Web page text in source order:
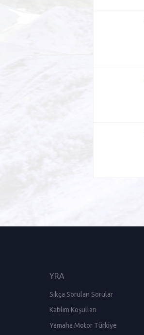
YRA
Sıkça Sorulan Sorular
Katılım Koşulları
Yamaha Motor Türkiye